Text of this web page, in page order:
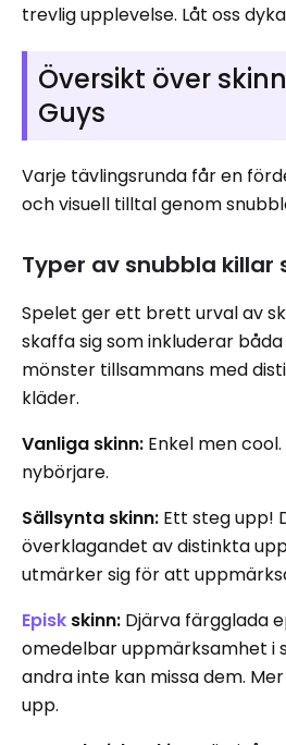
trevlig upplevelse. Låt oss
Översikt över
Guys
Varje tävlingsrunda får en
och visuell tilltal genom
Typer av snubbla killar
Spelet ger ett brett urval av
skaffa sig som inkluderar
mönster tillsammans med
kläder.
Vanliga skinn: Enkel men
nybörjare.
Sällsynta skinn: Ett steg upp!
överklagandet av distinkta
utmärker sig för att
Episk skinn: Djärva färgglada
omedelbar uppmärksamhet i
andra inte kan missa dem.
upp.